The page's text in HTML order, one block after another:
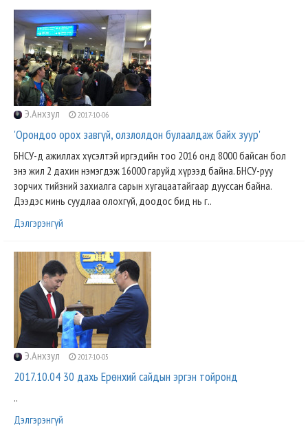
Э.Анхзул 2017-10-06
'Орондоо орох завгүй, олзлолдон булаалдаж байх зуур'
БНСУ-д ажиллах хүсэлтэй иргэдийн тоо 2016 онд 8000 байсан бол
энэ жил 2 дахин нэмэгдэж 16000 гаруйд хүрээд байна. БНСУ-руу
зорчих тийзний захиалга сарын хугацаатайгаар дууссан байна.
Дээдэс минь суудлаа олохгүй, доодос бид нь г..
Дэлгэрэнгүй
Э.Анхзул 2017-10-05
2017.10.04 30 дахь Ерөнхий сайдын эргэн тойронд
..
Дэлгэрэнгүй